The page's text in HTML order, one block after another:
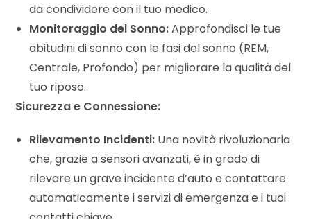
da condividere con il tuo medico.
Monitoraggio del Sonno:Approfondisci le tue
abitudini di sonno con le fasi del sonno (REM,
Centrale, Profondo) per migliorare la qualità del
tuo riposo.
Sicurezza e Connessione:
Rilevamento Incidenti: Una novità rivoluzionaria
che, grazie a sensori avanzati, è in grado di
rilevare un grave incidente d’auto e contattare
automaticamente i servizi di emergenza e i tuoi